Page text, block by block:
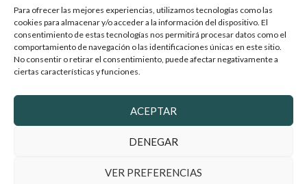
Para ofrecer las mejores experiencias, utilizamos tecnologías como las
cookies para almacenar y/o acceder a la información del dispositivo. El
consentimiento de estas tecnologías nos permitirá procesar datos como el
comportamiento de navegación o las identificaciones únicas en este sitio.
No consentir o retirar el consentimiento, puede afectar negativamente a
ciertas características y funciones.
ACEPTAR
DENEGAR
VER PREFERENCIAS